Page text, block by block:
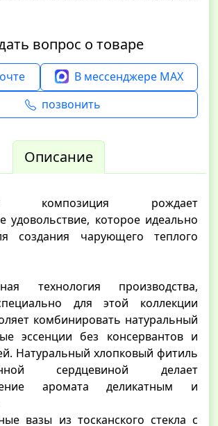
вопрос о товаре
В мессенджере MAX
позвонить
Описание
композиция рождает
удовольствие, которое идеально
создания чарующего теплого
технология производства,
для этой коллекции
комбинировать натуральный
эссенции без консервантов и
Натуральный хлопковый фитиль
сердцевиной делает
аромата деликатным и
вазы из тосканского стекла с